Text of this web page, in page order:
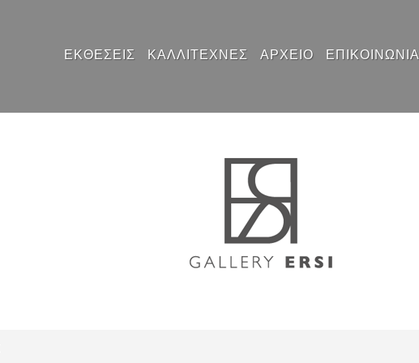
ΕΚΘΕΣΕΙΣ ΚΑΛΛΙΤΕΧΝΕΣ ΑΡΧΕΙΟ ΕΠΙΚΟΙΝΩΝΙΑ